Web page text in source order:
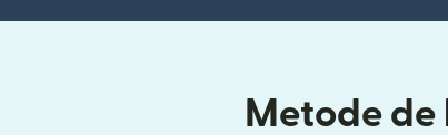
Metode